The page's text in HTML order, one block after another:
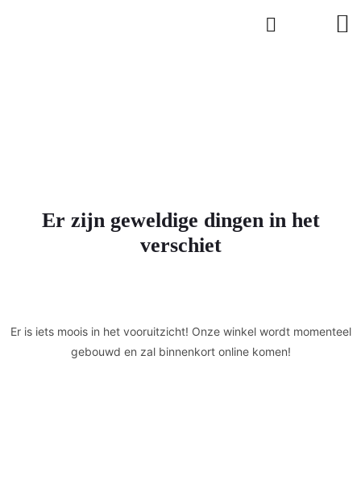
Er zijn geweldige dingen in het
verschiet
Er is iets moois in het vooruitzicht! Onze winkel wordt momenteel
gebouwd en zal binnenkort online komen!